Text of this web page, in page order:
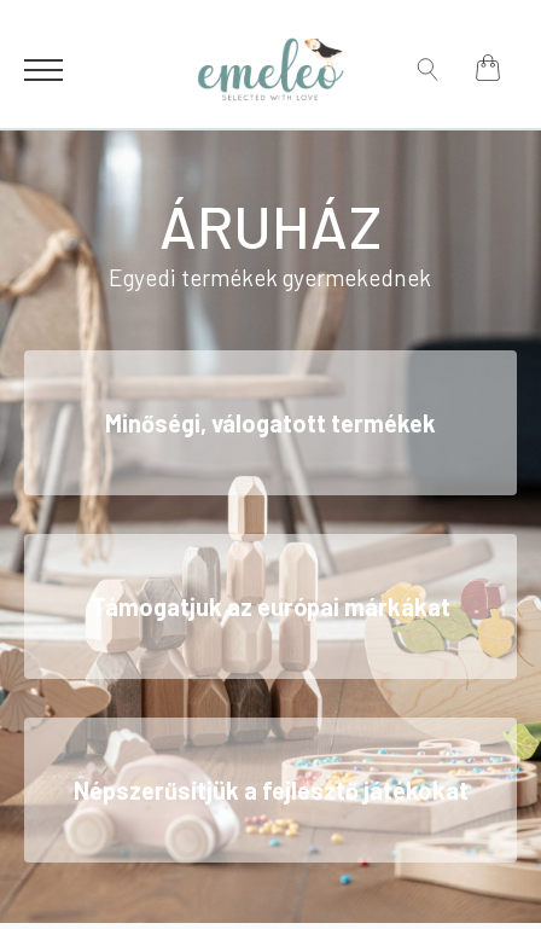
ÁRUHÁZ
Egyedi termékek gyermekednek
Minőségi, válogatott termékek
Támogatjuk az európai márkákat
Népszerűsítjük a fejlesztő játékokat